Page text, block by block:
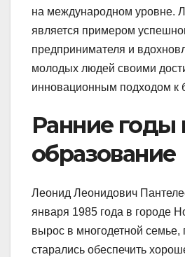
на международном уровне.
является примером
предпринимателя и
молодых людей своими
инновационным подходом к
Ранние годы
образование
Леонид Леонидович
января 1985 года в городе
вырос в многодетной семье,
старались обеспечить